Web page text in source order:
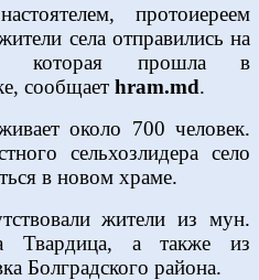
протоиереем
села отправились на
которая прошла в
сообщает hram.md.
около 700 человек.
сельхозлидера село
в новом храме.
жители из мун.
Твардица, а также из
Болградского района.